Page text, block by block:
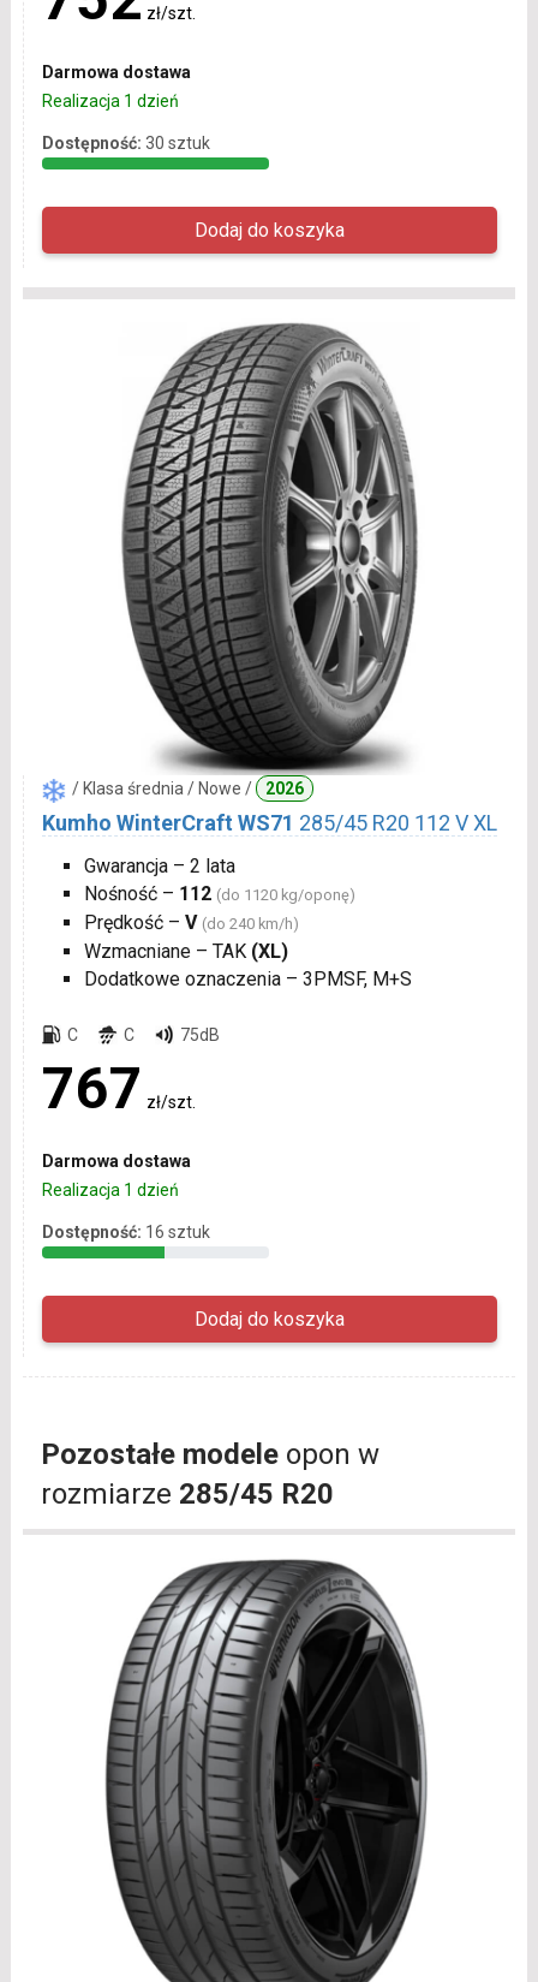
zł/szt.
Darmowa dostawa
Realizacja 1 dzień
Dostępność: 30 sztuk
/ Klasa średnia / Nowe / 2026
Kumho WinterCraft WS71 285/45 R20 112 V XL
Gwarancja – 2 lata
Nośność – 112 (do 1120 kg/oponę)
Prędkość – V (do 240 km/h)
Wzmacniane – TAK (XL)
Dodatkowe oznaczenia – 3PMSF, M+S
C C 75dB
767 zł/szt.
Darmowa dostawa
Realizacja 1 dzień
Dostępność: 16 sztuk
Pozostałe modeleopon w
rozmiarze 285/45 R20